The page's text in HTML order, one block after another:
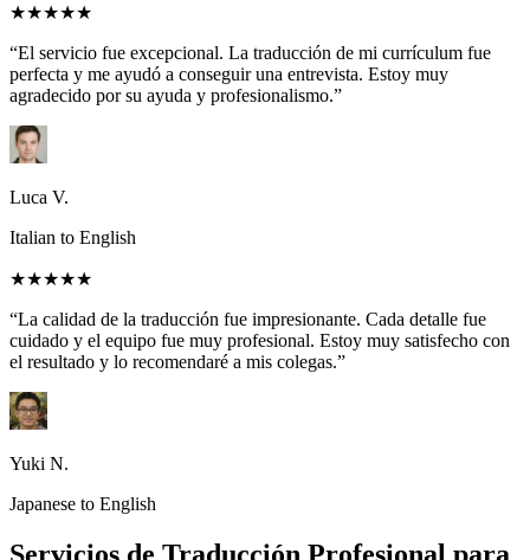
★★★★★
“El servicio fue excepcional. La traducción de mi currículum fue
perfecta y me ayudó a conseguir una entrevista. Estoy muy
agradecido por su ayuda y profesionalismo.”
Luca V.
Italian to English
★★★★★
“La calidad de la traducción fue impresionante. Cada detalle fue
cuidado y el equipo fue muy profesional. Estoy muy satisfecho con
el resultado y lo recomendaré a mis colegas.”
Yuki N.
Japanese to English